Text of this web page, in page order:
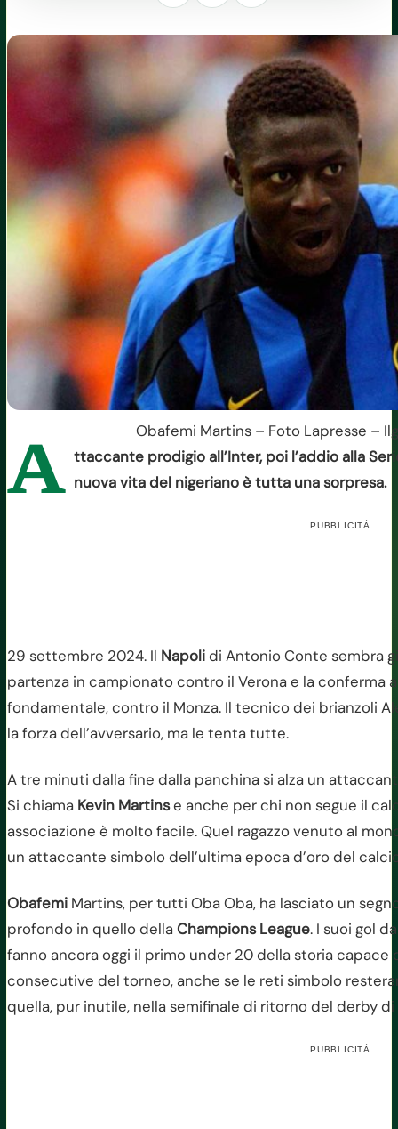
Obafemi Martins – Foto Lapresse –
A ttaccante prodigio all’Inter, poi l’addio alla
nuova vita del nigeriano è tutta una sorpresa.
PUBBLICITÀ
29 settembre 2024. Il Napolidi Antonio Conte sembra
partenza in campionato contro il Verona e la conferma
fondamentale, contro il Monza. Il tecnico dei brianzoli
la forza dell’avversario, ma le tenta tutte.
A tre minuti dalla fine dalla panchina si alza un
Si chiama Kevin Martinse anche per chi non segue il
associazione è molto facile. Quel ragazzo venuto al
un attaccante simbolo dell’ultima epoca d’oro del
Obafemi Martins, per tutti Oba Oba, ha lasciato un
profondo in quello dellaChampions League. I suoi gol
fanno ancora oggi il primo under 20 della storia capace
consecutive del torneo, anche se le reti simbolo
quella, pur inutile, nella semifinale di ritorno del derby
PUBBLICITÀ